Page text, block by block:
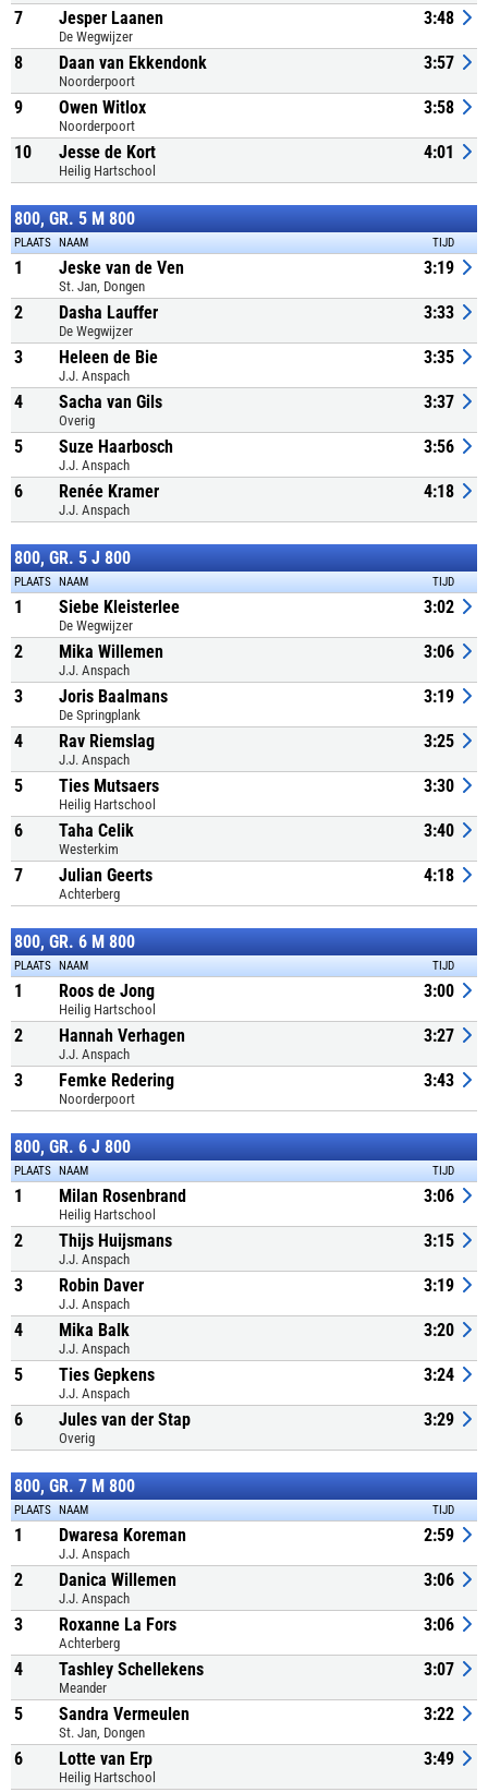
7 Jesper Laanen
De Wegwijzer
3:48
8 Daan van Ekkendonk
Noorderpoort
3:57
9 Owen Witlox
Noorderpoort
3:58
10 Jesse de Kort
Heilig Hartschool
4:01
800, GR. 5 M 800
PLAATS NAAM TIJD
1 Jeske van de Ven
St. Jan, Dongen
3:19
2 Dasha Lauffer
De Wegwijzer
3:33
3 Heleen de Bie
J.J. Anspach
3:35
4 Sacha van Gils
Overig
3:37
5 Suze Haarbosch
J.J. Anspach
3:56
6 Renée Kramer
J.J. Anspach
4:18
800, GR. 5 J 800
PLAATS NAAM TIJD
1 Siebe Kleisterlee
De Wegwijzer
3:02
2 Mika Willemen
J.J. Anspach
3:06
3 Joris Baalmans
De Springplank
3:19
4 Rav Riemslag
J.J. Anspach
3:25
5 Ties Mutsaers
Heilig Hartschool
3:30
6 Taha Celik
Westerkim
3:40
7 Julian Geerts
Achterberg
4:18
800, GR. 6 M 800
PLAATS NAAM TIJD
1 Roos de Jong
Heilig Hartschool
3:00
2 Hannah Verhagen
J.J. Anspach
3:27
3 Femke Redering
Noorderpoort
3:43
800, GR. 6 J 800
PLAATS NAAM TIJD
1 Milan Rosenbrand
Heilig Hartschool
3:06
2 Thijs Huijsmans
J.J. Anspach
3:15
3 Robin Daver
J.J. Anspach
3:19
4 Mika Balk
J.J. Anspach
3:20
5 Ties Gepkens
J.J. Anspach
3:24
6 Jules van der Stap
Overig
3:29
800, GR. 7 M 800
PLAATS NAAM TIJD
1 Dwaresa Koreman
J.J. Anspach
2:59
2 Danica Willemen
J.J. Anspach
3:06
3 Roxanne La Fors
Achterberg
3:06
4 Tashley Schellekens
Meander
3:07
5 Sandra Vermeulen
St. Jan, Dongen
3:22
6 Lotte van Erp
Heilig Hartschool
3:49